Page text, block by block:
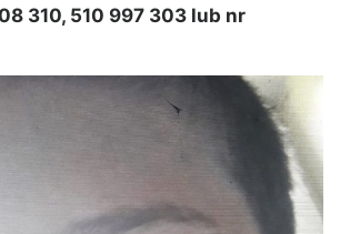
310, 510 997 303 lub nr